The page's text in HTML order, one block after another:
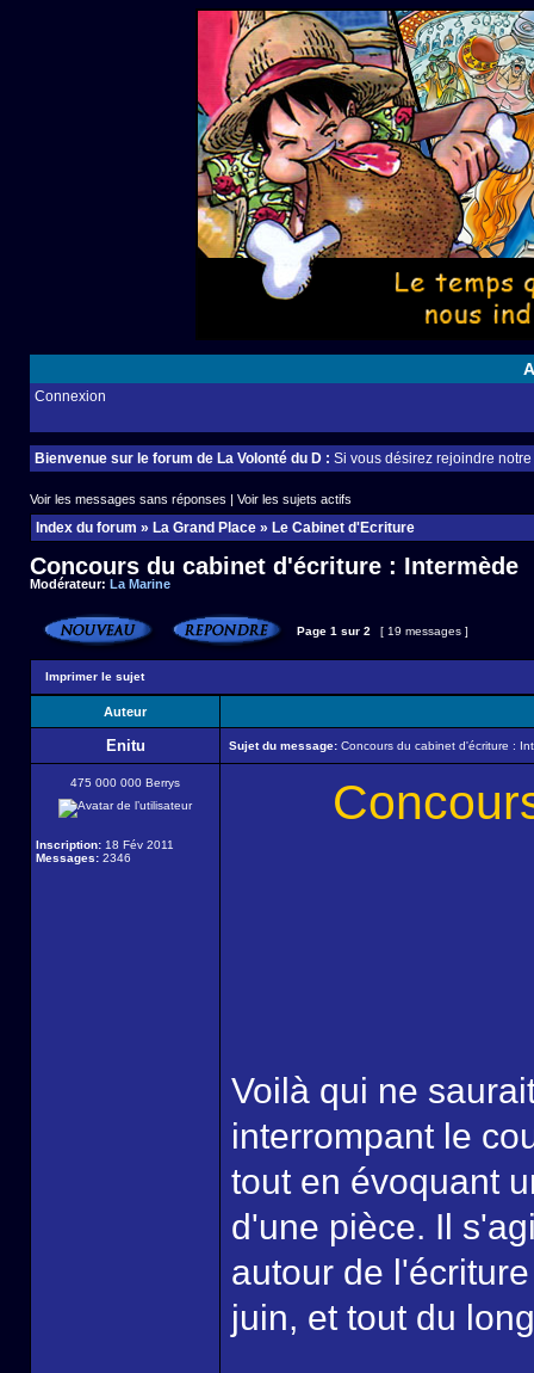
Connexion
Bienvenue sur le forum de La Volonté du D : Si vous désirez rejoindre
Voir les messages sans réponses | Voir les sujets actifs
Index du forum » La Grand Place » Le Cabinet d'Ecriture
Concours du cabinet d'écriture : Intermède
Modérateur: La Marine
Page 1 sur 2 [ 19 messages ]
Imprimer le sujet
Auteur
Enitu Sujet du message: Concours du cabinet d'écriture :
475 000 000 Berrys
Inscription: 18 Fév 2011
Messages: 2346
Voilà qui ne
interrompant le
tout en évoquant
d'une pièce. Il
autour de
juin, et tout du